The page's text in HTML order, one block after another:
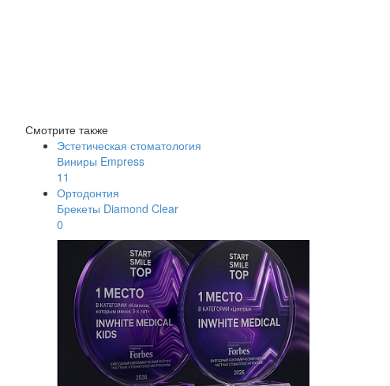
Смотрите также
Эстетическая стоматология
Виниры Empress
11
Ортодонтия
Брекеты Diamond Clear
0